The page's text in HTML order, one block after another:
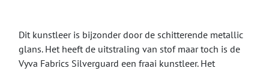
Dit kunstleer is bijzonder door de schitterende metallic
glans. Het heeft de uitstraling van stof maar toch is de
Vyva Fabrics Silverguard een fraai kunstleer. Het